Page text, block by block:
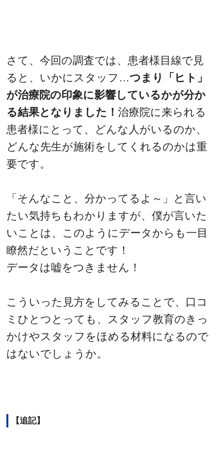
さて、今回の調査では、患者様目線で見
ると、いかにスタッフ…つまり「ヒト」
が治療院の印象に影響しているかが分か
る結果となりました！治療院に来られる
患者様にとって、どんな人がいるのか、
どんな先生が施術をしてくれるのかは重
要です。
「そんなこと、分かってるよ～」と言い
たい気持ちもわかりますが、僕が言いた
いことは、このようにデータからも一目
瞭然だということです！
データは嘘をつきません！
こういった見方をしてみることで、口コ
ミひとつとっても、スタッフ教育のきっ
かけやスタッフをほめる材料になるので
はないでしょうか。
【追記】